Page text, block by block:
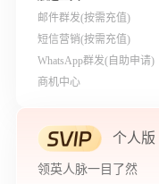
邮件群发(按需充值)
短信营销(按需充值)
WhatsApp群发(自助申请)
商机中心
个人版
领英人脉一目了然